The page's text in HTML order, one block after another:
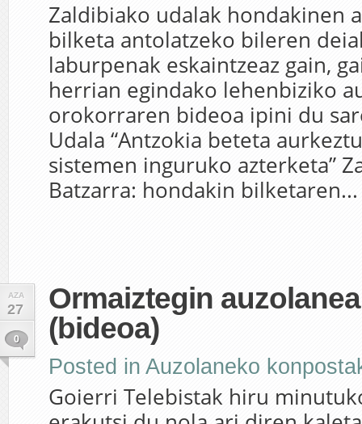
Zaldibiako udalak hondakinen
bilketa antolatzeko bileren
laburpenak eskaintzeaz gain,
herrian egindako lehenbiziko
orokorraren bideoa ipini du
Udala “Antzokia beteta
sistemen inguruko azterketa”
Batzarra: hondakin bilketaren...
AZA
27
0
Ormaiztegin
(bideoa)
Posted in Auzolaneko
Goierri Telebistak hiru